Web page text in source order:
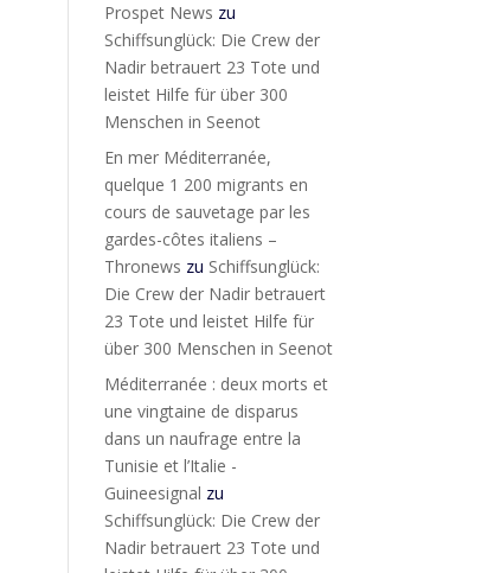
Prospet News zu
Schiffsunglück: Die Crew der
Nadir betrauert 23 Tote und
leistet Hilfe für über 300
Menschen in Seenot
En mer Méditerranée,
quelque 1 200 migrants en
cours de sauvetage par les
gardes-côtes italiens –
Thronews zu Schiffsunglück:
Die Crew der Nadir betrauert
23 Tote und leistet Hilfe für
über 300 Menschen in Seenot
Méditerranée : deux morts et
une vingtaine de disparus
dans un naufrage entre la
Tunisie et l’Italie -
Guineesignal zu
Schiffsunglück: Die Crew der
Nadir betrauert 23 Tote und